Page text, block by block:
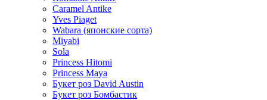
Caramel Antike
Yves Piaget
Wabara (японские сорта)
Miyabi
Sola
Princess Hitomi
Princess Maya
Букет роз David Austin
Букет роз Бомбастик